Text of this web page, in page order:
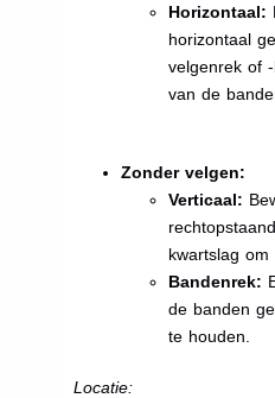
Horizontaal:
horizontaal
velgenrek of
van de
Zonder velgen:
Verticaal:
kwartslag om
Bandenrek:
de banden
te houden.
Locatie: